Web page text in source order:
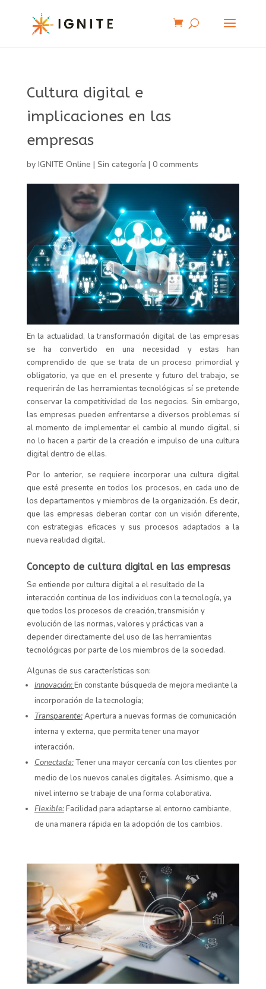
Cultura digital e
implicaciones en las
empresas
by IGNITE Online | Sin categoría | 0 comments
En la actualidad, la transformación digital de las empresas
se ha convertido en una necesidad y estas han
comprendido de que se trata de un proceso primordial y
obligatorio, ya que en el presente y futuro del trabajo, se
requerirán de las herramientas tecnológicas sí se pretende
conservar la competitividad de los negocios. Sin embargo,
las empresas pueden enfrentarse a diversos problemas sí
al momento de implementar el cambio al mundo digital, si
no lo hacen a partir de la creación e impulso de una cultura
digital dentro de ellas.
Por lo anterior, se requiere incorporar una cultura digital
que esté presente en todos los procesos, en cada uno de
los departamentos y miembros de la organización. Es decir,
que las empresas deberan contar con un visión diferente,
con estrategias eficaces y sus procesos adaptados a la
nueva realidad digital.
Concepto de cultura digital en las empresas
Se entiende por cultura digital a el resultado de la
interacción continua de los individuos con la tecnología, ya
que todos los procesos de creación, transmisión y
evolución de las normas, valores y prácticas van a
depender directamente del uso de las herramientas
tecnológicas por parte de los miembros de la sociedad.
Algunas de sus características son:
Innovación:En constante búsqueda de mejora mediante la
incorporación de la tecnología;
Transparente:Apertura a nuevas formas de comunicación
interna y externa, que permita tener una mayor
interacción.
Conectada:Tener una mayor cercanía con los clientes por
medio de los nuevos canales digitales. Asimismo, que a
nivel interno se trabaje de una forma colaborativa.
Flexible:Facilidad para adaptarse al entorno cambiante,
de una manera rápida en la adopción de los cambios.